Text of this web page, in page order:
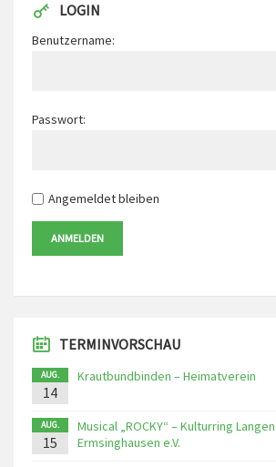
LOGIN
Benutzername:
Passwort:
Angemeldet bleiben
ANMELDEN
TERMINVORSCHAU
AUG.
14
Krautbundbinden – Heimatverein
AUG.
15
Musical „ROCKY“ – Kulturring
Ermsinghausen e.V.